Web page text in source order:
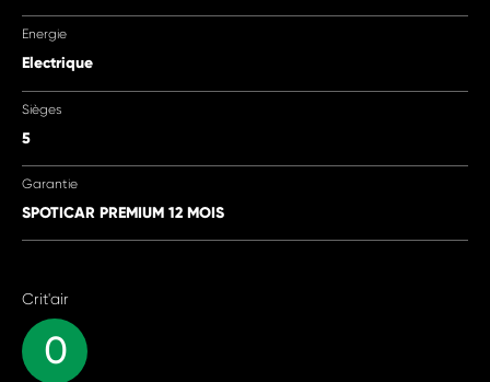
Energie
Electrique
Sièges
5
Garantie
SPOTICAR PREMIUM 12 MOIS
Crit'air
0